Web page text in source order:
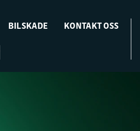
BILSKADE KONTAKT OSS